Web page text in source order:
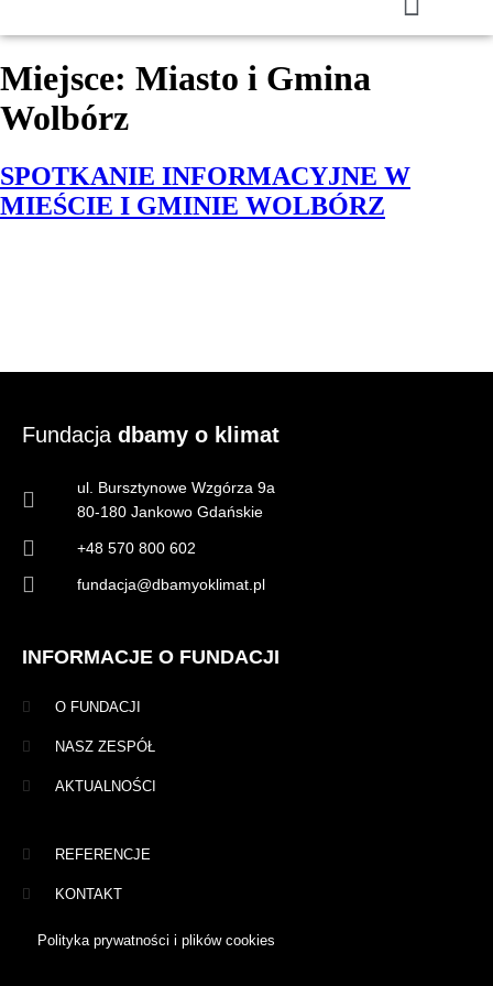
Miejsce: Miasto i Gmina
Wolbórz
SPOTKANIE INFORMACYJNE W
MIEŚCIE I GMINIE WOLBÓRZ
Fundacja dbamy o klimat
ul. Bursztynowe Wzgórza 9a
80-180 Jankowo Gdańskie
+48 570 800 602
fundacja@dbamyoklimat.pl
INFORMACJE O FUNDACJI
O FUNDACJI
NASZ ZESPÓŁ
AKTUALNOŚCI
REFERENCJE
KONTAKT
Polityka prywatności i plików cookies